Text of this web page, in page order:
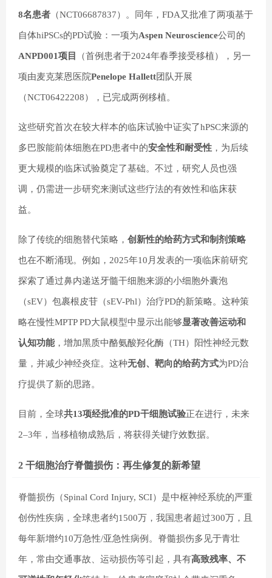
8名患者 （NCT06687837）。同年，FDA又批准了两项基于
自体hiPSCs的PD试验：一项为Aspen Neuroscience公司的
ANPD001项目 （首例患者于2024年春季接受移植），另一
项由麦克莱恩医院Penelope Hallett团队开展
（NCT06422208），已完成两例移植。
这些研究首次在较大样本的临床试验中证实了hPSC来源的
多巴胺能前体细胞在PD患者中的安全性和耐受性 ，为后续
更大规模的临床试验奠定了基础。不过，研究人员也强
调，仍需进一步研究来测试这些疗法的有效性和临床获
益。
除了传统的细胞替代策略， 创新性的给药方式和制剂策略
也在不断涌现。例如，2025年10月发表的一项临床前研究
探索了通过鼻内递送牙髓干细胞来源的小细胞外囊泡
（sEV）包裹根皮苷（sEV-Phl）治疗PD的新策略。这种策
略在慢性MPTP PD大鼠模型中显示出能够显著改善运动和
认知功能，增加黑质中酪氨酸羟化酶（TH）阳性神经元数
量，并减少神经炎症。这种无创、靶向的给药方式为PD治
疗提供了新的思路。
目前，全球共13项经批准的PD干细胞试验正在进行，未来
2–3年，当移植物成熟后，将获得关键疗效数据。
2 干细胞治疗脊髓损伤：再生修复的新希望
脊髓损伤（Spinal Cord Injury, SCI）是中枢神经系统的严重
创伤性疾病，全球患者约1500万，我国患者超过300万，且
每年新增约10万急性/亚急性病例。脊髓损伤多见于青壮
年，常由交通事故、运动损伤等引起，具有高致残率、不